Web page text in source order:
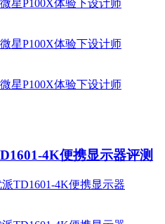
4K便携显示器评测